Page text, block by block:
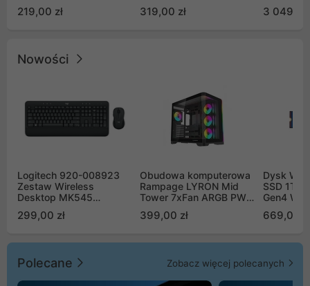
219,00 zł
Push Pull (2szt)
319,00 zł
GB2050S)
3 049,00
Nowości
Logitech 920-008923
Zestaw Wireless
Desktop MK545
299,00 zł
Obudowa komputerowa
Rampage LYRON Mid
Tower 7xFan ARGB PWM
399,00 zł
Dysk WD
SSD 1TB
Gen4
669,00
Polecane Zobacz więcej polecanych